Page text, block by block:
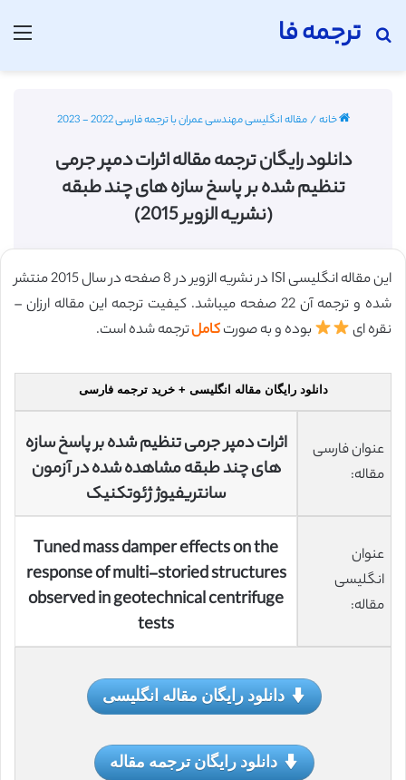
ترجمه فا
جستجو برای
خانه/مقاله انگلیسی مهندسی عمران با ترجمه فارسی 2022 - 2023
دانلود رایگان ترجمه مقاله اثرات دمپر جرمی
تنظیم شده بر پاسخ سازه های چند طبقه
(نشریه الزویر 2015)
این مقاله انگلیسی ISI در نشریه الزویر در 8 صفحه در سال 2015 منتشر
شده و ترجمه آن 22 صفحه میباشد. کیفیت ترجمه این مقاله ارزان –
نقره ای
بوده و به صورتکاملترجمه شده است.
دانلود رایگان مقاله انگلیسی + خرید ترجمه فارسی
عنوان فارسی
مقاله:
اثرات دمپر جرمی تنظیم شده بر پاسخ سازه
های چند طبقه مشاهده شده در آزمون
سانتریفیوژ ژئوتکنیک
عنوان
انگلیسی
مقاله:
Tuned mass damper effects on the
response of multi-storied structures
observed in geotechnical centrifuge
tests
دانلود رایگان مقاله انگلیسی
دانلود رایگان ترجمه مقاله